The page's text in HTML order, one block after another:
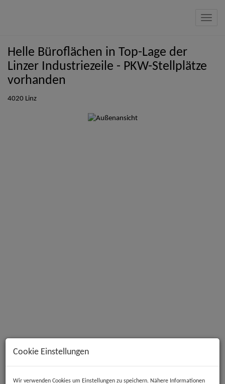
Helle Büroflächen in Top-Lage der
Linzer Industriezeile - PKW-Stellplätze
vorhanden
4020 Linz
Cookie Einstellungen
Wir verwenden Cookies um Einstellungen zu speichern. Nähere Informationen